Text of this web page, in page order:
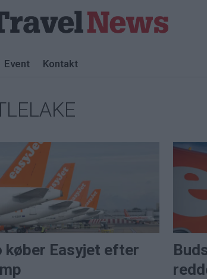
Event Kontakt
køber Easyjet efter